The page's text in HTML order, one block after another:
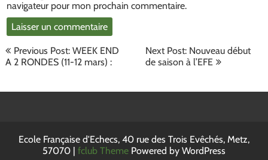
navigateur pour mon prochain commentaire.
Navigation
de
Previous Post: WEEK END
A 2 RONDES (11-12 mars) :
Next Post: Nouveau début
de saison à l’EFE
Ecole Française d'Echecs, 40 rue des Trois Evêchés, Metz,
57070 | fclub Theme Powered by WordPress